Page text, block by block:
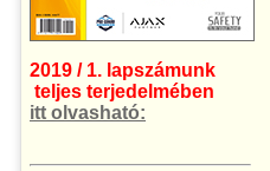
2019 / 1. lapszámunk
teljes terjedelmében
itt olvasható: